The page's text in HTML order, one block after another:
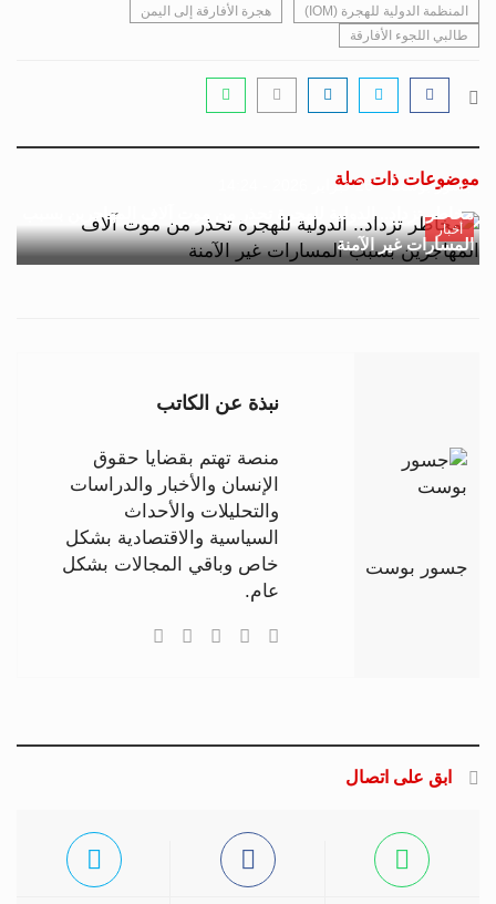
المنظمة الدولية للهجرة (IOM)
هجرة الأفارقة إلى اليمن
طالبي اللجوء الأفارقة
موضوعات ذات صلة
أخبار
جسور بوست 26 فبراير 2026 - 14:24
مخاطر تزداد.. الدولية للهجرة تحذر من موت آلاف المهاجرين بسبب
المسارات غير الآمنة
جسور بوست
نبذة عن الكاتب
منصة تهتم بقضايا حقوق
الإنسان والأخبار والدراسات
والتحليلات والأحداث
السياسية والاقتصادية بشكل
خاص وباقي المجالات بشكل
عام.
ابق على اتصال